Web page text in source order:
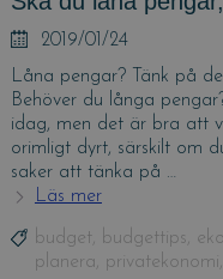
Posted
on
2019/01/24
Låna pengar? Tänk på
Behöver du långa
idag, men det är bra att
orimligt dyrt, särskilt om
saker att tänka på …
Läs merSka
låna
pengar,
Tags
budget, budgettips,
planera, privatekonomi,